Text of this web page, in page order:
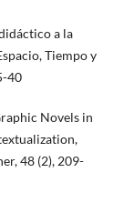
a la
Tiempo y
40
Novels in
48 (2), 209-